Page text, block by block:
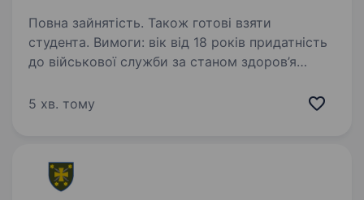
Повна зайнятість. Також готові взяти
студента. Вимоги: вік від 18 років придатність
до військової служби за станом здоров’я
готовність працювати в зоні активних бойових
5 хв. тому